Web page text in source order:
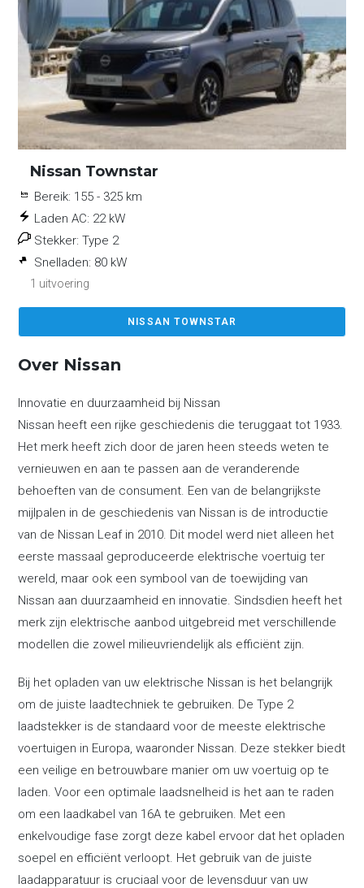
Nissan Townstar
Bereik: 155 - 325 km
Laden AC: 22 kW
Stekker: Type 2
Snelladen: 80 kW
1 uitvoering
NISSAN TOWNSTAR
Over Nissan
Innovatie en duurzaamheid bij Nissan
Nissan heeft een rijke geschiedenis die teruggaat tot 1933.
Het merk heeft zich door de jaren heen steeds weten te
vernieuwen en aan te passen aan de veranderende
behoeften van de consument. Een van de belangrijkste
mijlpalen in de geschiedenis van Nissan is de introductie
van de Nissan Leaf in 2010. Dit model werd niet alleen het
eerste massaal geproduceerde elektrische voertuig ter
wereld, maar ook een symbool van de toewijding van
Nissan aan duurzaamheid en innovatie. Sindsdien heeft het
merk zijn elektrische aanbod uitgebreid met verschillende
modellen die zowel milieuvriendelijk als efficiënt zijn.
Bij het opladen van uw elektrische Nissan is het belangrijk
om de juiste laadtechniek te gebruiken. De Type 2
laadstekker is de standaard voor de meeste elektrische
voertuigen in Europa, waaronder Nissan. Deze stekker biedt
een veilige en betrouwbare manier om uw voertuig op te
laden. Voor een optimale laadsnelheid is het aan te raden
om een laadkabel van 16A te gebruiken. Met een
enkelvoudige fase zorgt deze kabel ervoor dat het opladen
soepel en efficiënt verloopt. Het gebruik van de juiste
laadapparatuur is cruciaal voor de levensduur van uw